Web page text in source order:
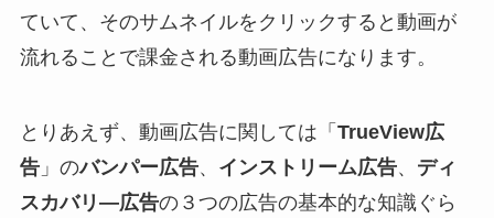
ていて、そのサムネイルをクリックすると動画が
流れることで課金される動画広告になります。
とりあえず、動画広告に関しては「 TrueView広
告」のバンパー広告、 インストリーム広告、 ディ
スカバリ―広告の３つの広告の基本的な知識ぐら